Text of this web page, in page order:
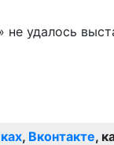
удалось
, Вконтакте,